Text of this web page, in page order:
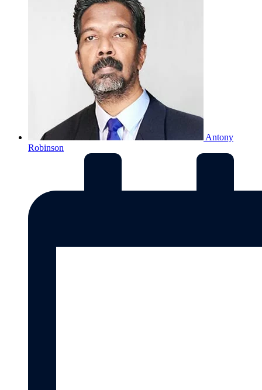
Antony
Robinson